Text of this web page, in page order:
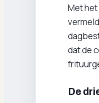
Met het
dat de
De